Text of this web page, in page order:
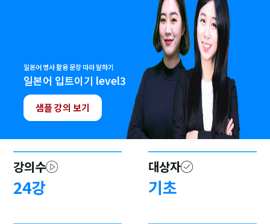
일본어 명사 활용 문장 따라 말하기
일본어 입트이기 level3
샘플 강의 보기
강의수
24강
대상자
기초